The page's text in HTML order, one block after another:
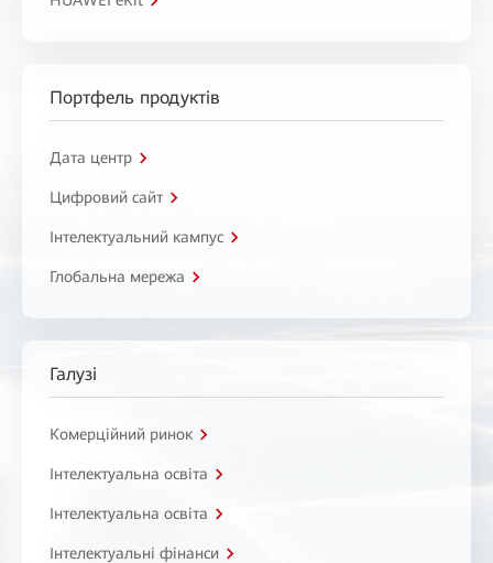
Портфель продуктів
Дата центр
Цифровий сайт
Інтелектуальний кампус
Глобальна мережа
Галузі
Комерційний ринок
Інтелектуальна освіта
Інтелектуальна освіта
Інтелектуальні фінанси